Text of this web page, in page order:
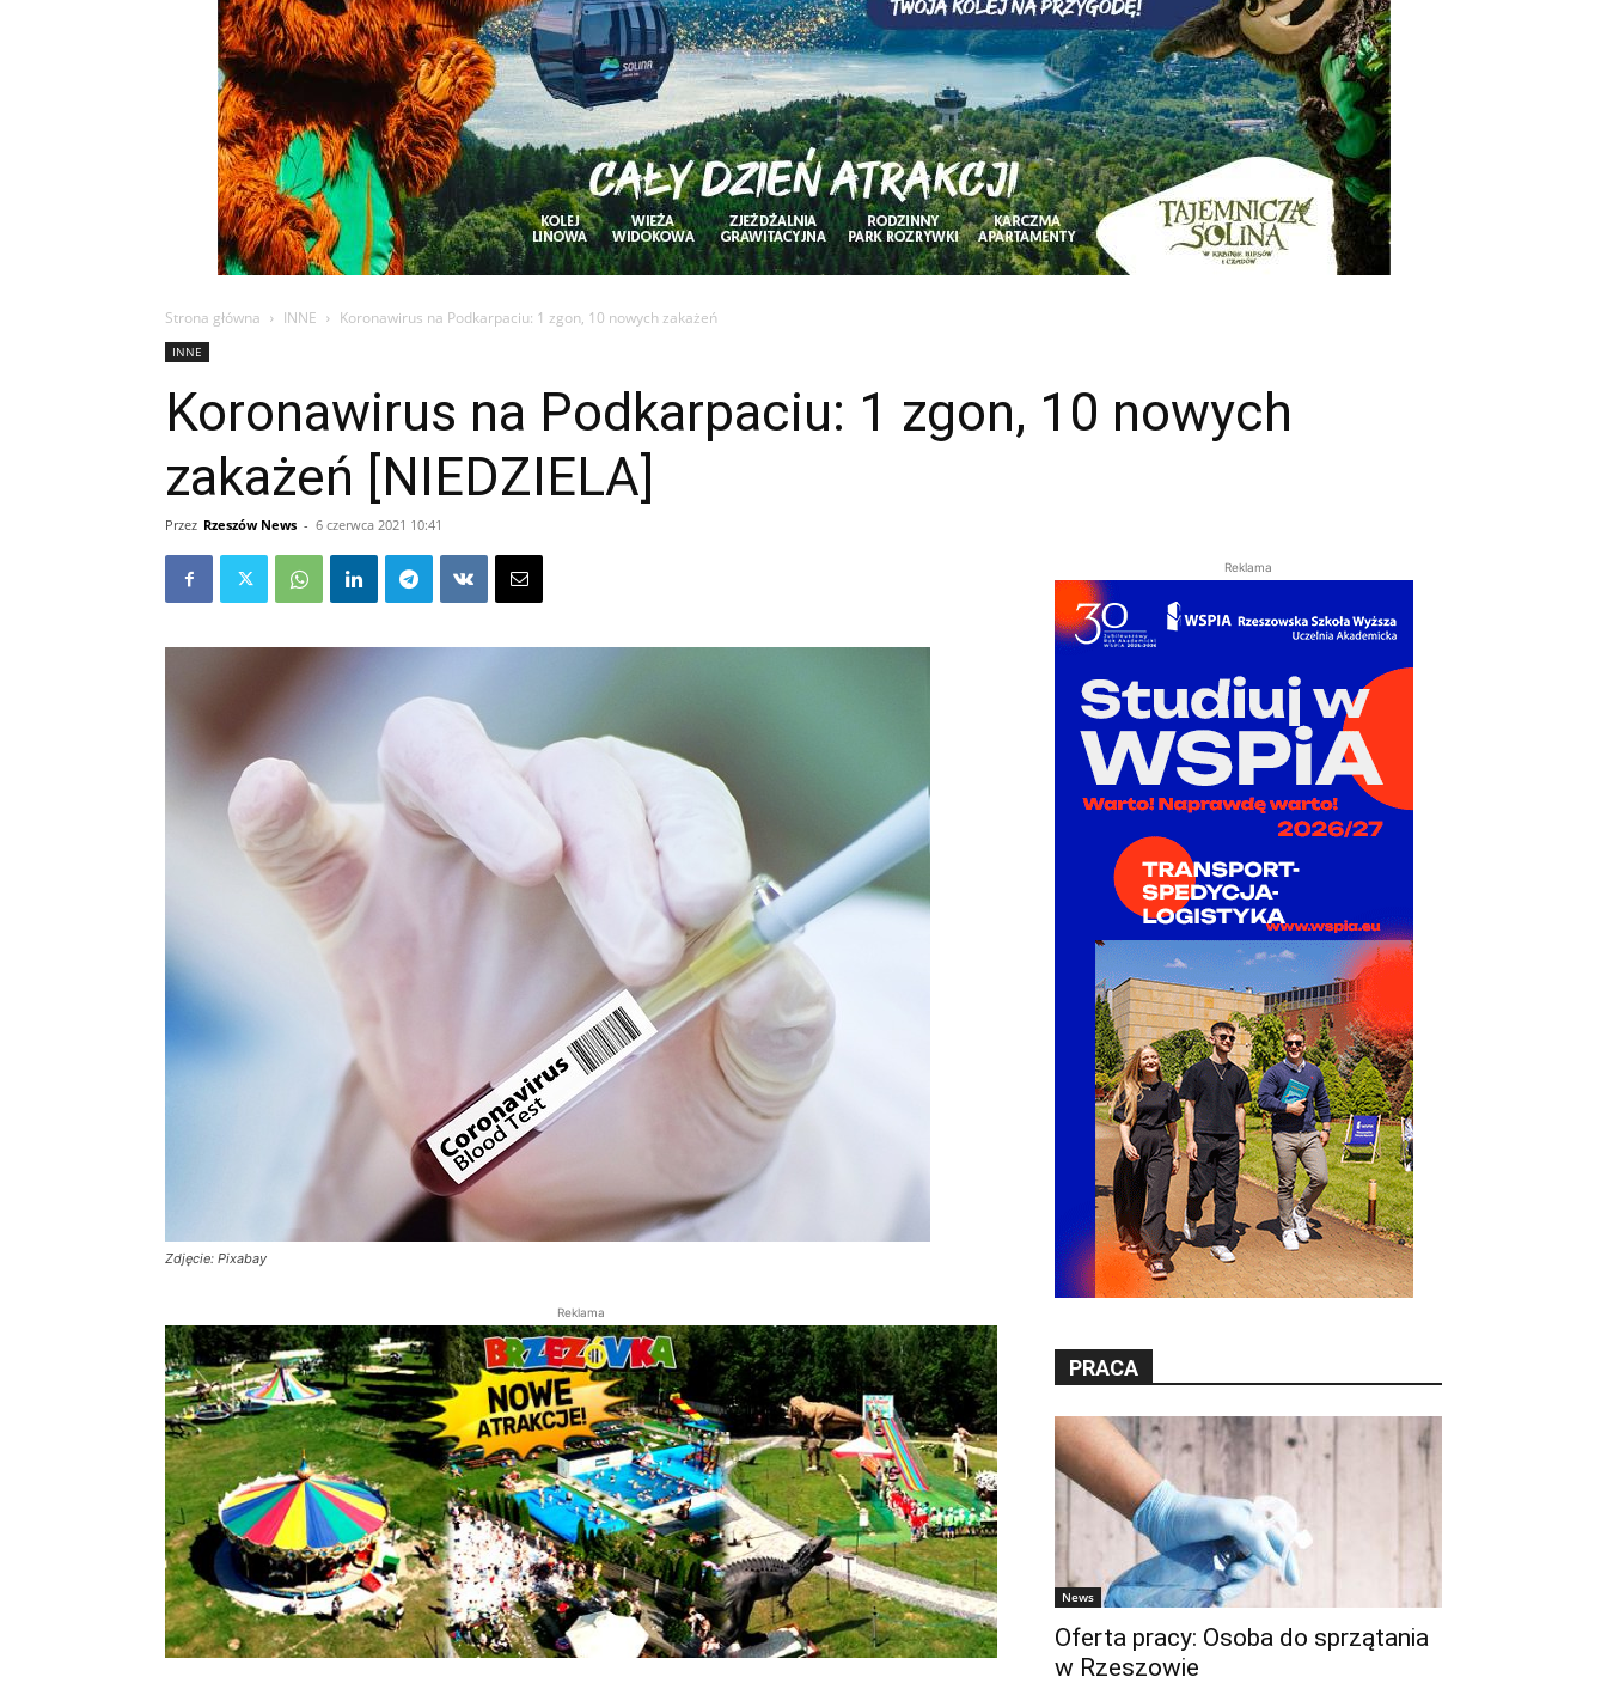
Strona główna INNE Koronawirus na Podkarpaciu: 1 zgon, 10 nowych zakażeń
INNE
Koronawirus na Podkarpaciu: 1 zgon, 10 nowych
zakażeń [NIEDZIELA]
Przez Rzeszów News - 6 czerwca 2021 10:41
Zdjęcie: Pixabay
Reklama
Reklama
PRACA
News
Oferta pracy: Osoba do sprzątania
w Rzeszowie